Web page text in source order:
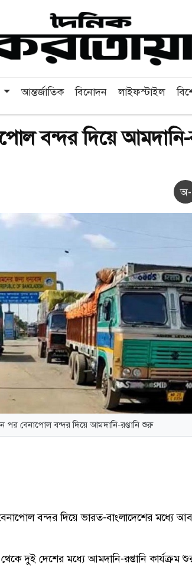
আন্তর্জাতিক বিনোদন লাইফস্টাইল
বন্দর দিয়ে আমদানি-
অ-
পর বেনাপোল বন্দর দিয়ে আমদানি-রপ্তানি শুরু
বন্দর দিয়ে ভারত-বাংলাদেশের মধ্যে
দুই দেশের মধ্যে আমদানি-রপ্তানি কার্যক্রম